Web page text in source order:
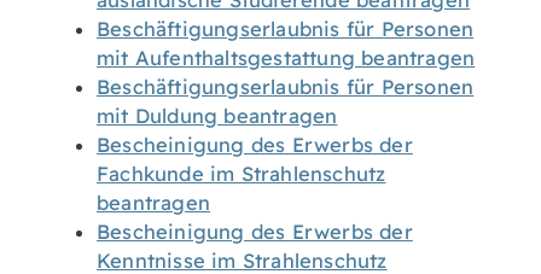
Beschäftigungserlaubnis für Personen
mit Aufenthaltsgestattung beantragen
Beschäftigungserlaubnis für Personen
mit Duldung beantragen
Bescheinigung des Erwerbs der
Fachkunde im Strahlenschutz
beantragen
Bescheinigung des Erwerbs der
Kenntnisse im Strahlenschutz